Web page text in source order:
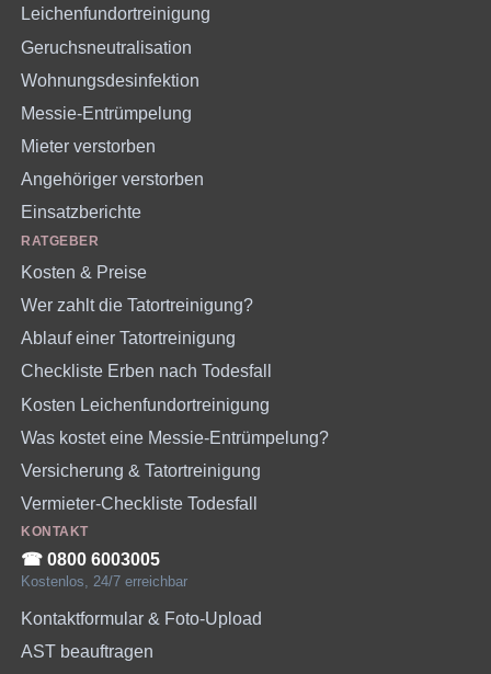
Leichenfundortreinigung
Geruchsneutralisation
Wohnungsdesinfektion
Messie-Entrümpelung
Mieter verstorben
Angehöriger verstorben
Einsatzberichte
RATGEBER
Kosten & Preise
Wer zahlt die Tatortreinigung?
Ablauf einer Tatortreinigung
Checkliste Erben nach Todesfall
Kosten Leichenfundortreinigung
Was kostet eine Messie-Entrümpelung?
Versicherung & Tatortreinigung
Vermieter-Checkliste Todesfall
KONTAKT
☎︎ 0800 6003005
Kostenlos, 24/7 erreichbar
Kontaktformular & Foto-Upload
AST beauftragen